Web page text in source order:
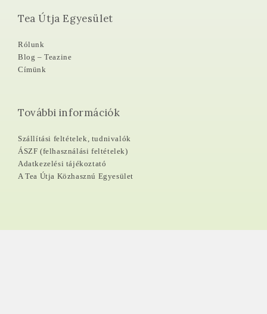
Tea Útja Egyesület
Rólunk
Blog – Teazine
Címünk
További információk
Szállítási feltételek, tudnivalók
ÁSZF (felhasználási feltételek)
Adatkezelési tájékoztató
A Tea Útja Közhasznú Egyesület